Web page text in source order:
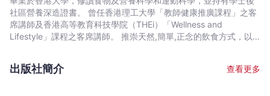
家
Mandy
Wong
文
社區營養深造證書。 曾任香港理工大學「教師健康推廣課程」之客
席講師及香港高等教育科技學院（THEi）「Wellness and
Lifestyle」課程之客席講師。 推崇天然,簡單,正念的飲食方式，以
《Cosmopolitan》,《新婚通信》,《星島日報》等撰寫文章，現為
出版社簡介 查看更多